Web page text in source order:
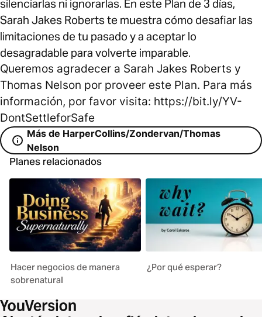
silenciarlas ni ignorarlas. En este Plan de 3 días,
Sarah Jakes Roberts te muestra cómo desafiar las
limitaciones de tu pasado y a aceptar lo
desagradable para volverte imparable.
Queremos agradecer a Sarah Jakes Roberts y
Thomas Nelson por proveer este Plan. Para más
información, por favor visita: https://bit.ly/YV-
DontSettleforSafe
Más de HarperCollins/Zondervan/Thomas
Nelson
Planes relacionados
Hacer negocios de manera
sobrenatural
¿Por qué esperar?